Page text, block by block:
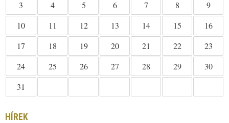
3
4 5 6 7 8
9
10
11 12 13 14 15
16
17
18 19 20 21 22
23
24
25 26 27 28 29
30
31
HÍREK